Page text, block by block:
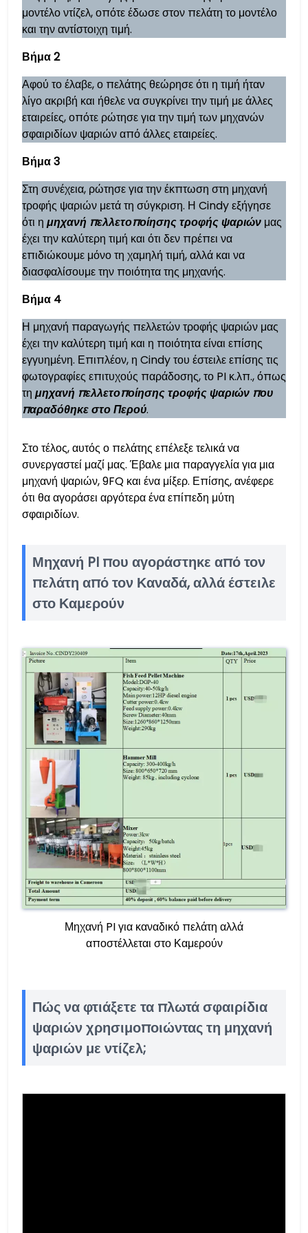
μοντέλο ντίζελ, οπότε έδωσε στον πελάτη το μοντέλο
και την αντίστοιχη τιμή.
Βήμα 2
Αφού το έλαβε, ο πελάτης θεώρησε ότι η τιμή ήταν
λίγο ακριβή και ήθελε να συγκρίνει την τιμή με άλλες
εταιρείες, οπότε ρώτησε για την τιμή των μηχανών
σφαιριδίων ψαριών από άλλες εταιρείες.
Βήμα 3
Στη συνέχεια, ρώτησε για την έκπτωση στη μηχανή
τροφής ψαριών μετά τη σύγκριση. Η Cindy εξήγησε
ότι η μηχανή πελλετοποίησης τροφής ψαριών μας
έχει την καλύτερη τιμή και ότι δεν πρέπει να
επιδιώκουμε μόνο τη χαμηλή τιμή, αλλά και να
διασφαλίσουμε την ποιότητα της μηχανής.
Βήμα 4
Η μηχανή παραγωγής πελλετών τροφής ψαριών μας
έχει την καλύτερη τιμή και η ποιότητα είναι επίσης
εγγυημένη. Επιπλέον, η Cindy του έστειλε επίσης τις
φωτογραφίες επιτυχούς παράδοσης, το PI κ.λπ., όπως
τη μηχανή πελλετοποίησης τροφής ψαριών που
παραδόθηκε στο Περού.
Στο τέλος, αυτός ο πελάτης επέλεξε τελικά να
συνεργαστεί μαζί μας. Έβαλε μια παραγγελία για μια
μηχανή ψαριών, 9FQ και ένα μίξερ. Επίσης, ανέφερε
ότι θα αγοράσει αργότερα ένα επίπεδη μύτη
σφαιριδίων.
Μηχανή PI που αγοράστηκε από τον
πελάτη από τον Καναδά, αλλά έστειλε
στο Καμερούν
Μηχανή PI για καναδικό πελάτη αλλά
αποστέλλεται στο Καμερούν
Πώς να φτιάξετε τα πλωτά σφαιρίδια
ψαριών χρησιμοποιώντας τη μηχανή
ψαριών με ντίζελ;